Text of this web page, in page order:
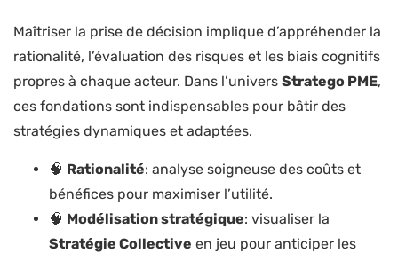
Maîtriser la prise de décision implique d’appréhender la
rationalité, l’évaluation des risques et les biais cognitifs
propres à chaque acteur. Dans l’univers Stratego PME,
ces fondations sont indispensables pour bâtir des
stratégies dynamiques et adaptées.
🧠 Rationalité: analyse soigneuse des coûts et
bénéfices pour maximiser l’utilité.
🧠 Modélisation stratégique: visualiser la
Stratégie Collective en jeu pour anticiper les